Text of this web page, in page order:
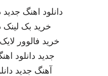
دانلود اهنگ جدید
خرید بک لینک
خرید فالوور
جدید دانلود
آهنگ جدید